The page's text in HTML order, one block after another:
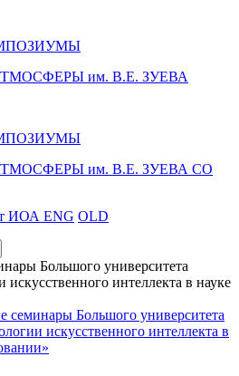
им. В.Е. ЗУЕВА
им. В.Е. ЗУЕВА СО
ИОА ENG OLD
Большого университета
искусственного интеллекта в науке
семинары Большого университета
искусственного интеллекта в